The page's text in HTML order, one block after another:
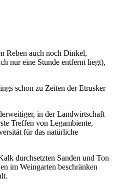
Reben auch noch Dinkel,
nur eine Stunde entfernt liegt),
schon zu Zeiten der Etrusker
in der Landwirtschaft
Treffen von Legambiente,
für das natürliche
durchsetzten Sanden und Ton
im Weingarten beschränken